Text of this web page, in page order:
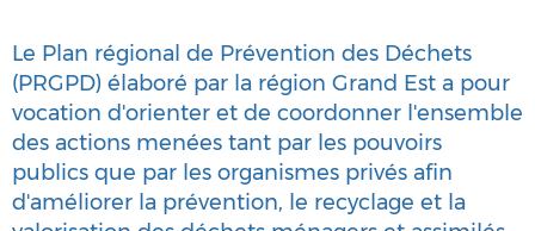
Le Plan régional de Prévention des Déchets
(PRGPD) élaboré par la région Grand Est a pour
vocation d'orienter et de coordonner l'ensemble
des actions menées tant par les pouvoirs
publics que par les organismes privés afin
d'améliorer la prévention, le recyclage et la